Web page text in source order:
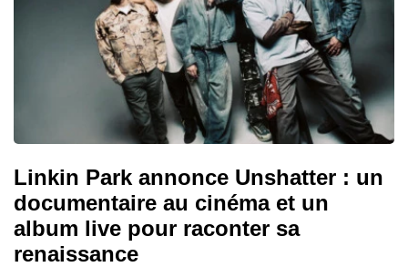
Linkin Park annonce Unshatter : un
documentaire au cinéma et un
album live pour raconter sa
renaissance